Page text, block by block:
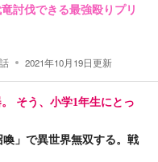
討伐できる最強殴りプリ
話 2021年10月19日更新
そう、小学1年生にとっ
」で異世界無双する。戦